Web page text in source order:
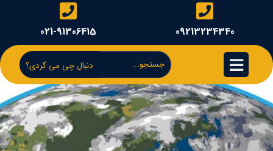
09213234340
021-91306415
دنبال چی می گردی؟